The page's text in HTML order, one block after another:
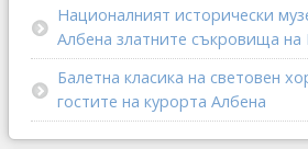
Националният исторически
Албена златните съкровища на
Балетна класика на световен
гостите на курорта Албена